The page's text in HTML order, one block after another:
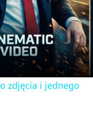
zdjęcia i jednego